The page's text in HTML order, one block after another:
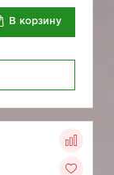
В корзину